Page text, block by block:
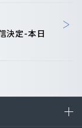
決定-本日